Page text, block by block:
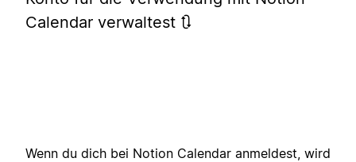
Calendar verwaltest 🔃
Wenn du dich bei Notion Calendar anmeldest, wird